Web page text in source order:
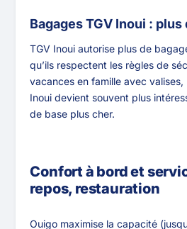
Bagages TGV Inoui :
TGV Inoui autorise plus de
qu’ils respectent les règles de
vacances en famille avec
Inoui devient souvent plus
de base plus cher.
Confort à bord et
repos, restauration
Ouigo maximise la capacité